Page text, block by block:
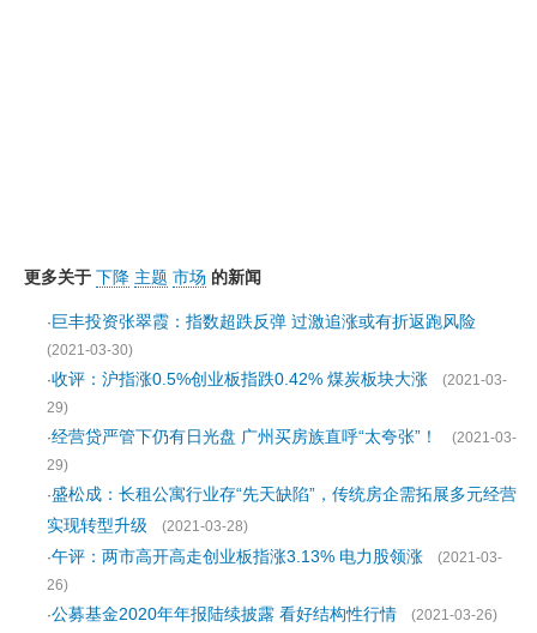
更多关于 下降 主题 市场 的新闻
·巨丰投资张翠霞：指数超跌反弹 过激追涨或有折返跑风险
(2021-03-30)
·收评：沪指涨0.5%创业板指跌0.42% 煤炭板块大涨
(2021-03-
29)
·经营贷严管下仍有日光盘 广州买房族直呼“太夸张”！
(2021-03-
29)
·盛松成：长租公寓行业存“先天缺陷”，传统房企需拓展多元经营
实现转型升级
(2021-03-28)
·午评：两市高开高走创业板指涨3.13% 电力股领涨
(2021-03-
26)
·公募基金2020年年报陆续披露 看好结构性行情 (2021-03-26)